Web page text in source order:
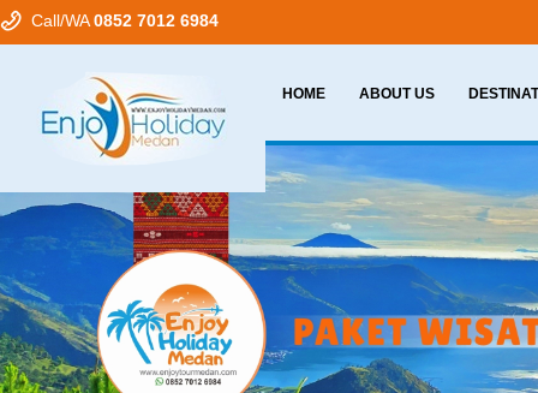
Call/WA0852 7012 6984
HOME ABOUT US